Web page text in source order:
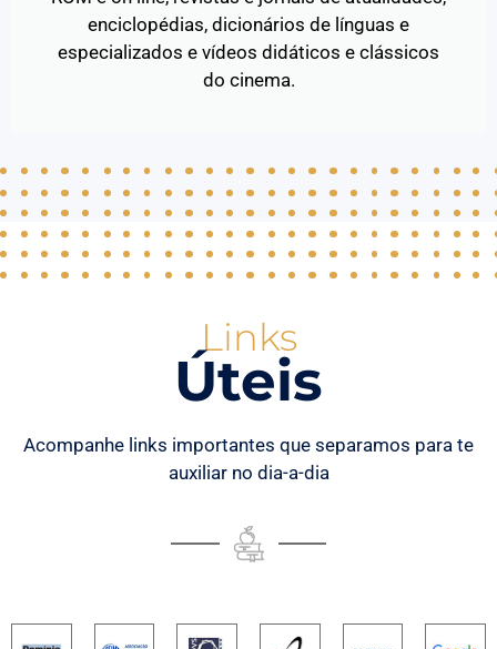
enciclopédias, dicionários de línguas e
especializados e vídeos didáticos e clássicos
do cinema.
Links
Úteis
Acompanhe links importantes que separamos para te
auxiliar no dia-a-dia